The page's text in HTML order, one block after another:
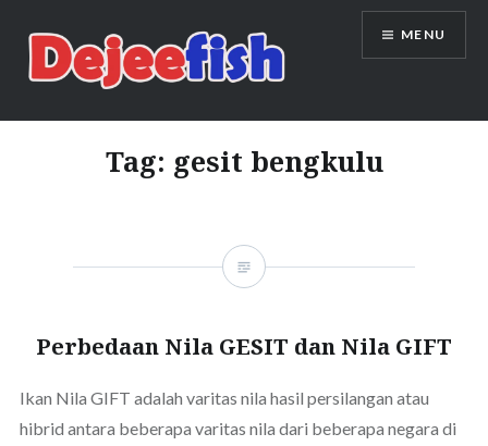
content
DEJEEFISH | PRODUSEN BENIH
IKAN BERKUALITAS INDONESIA
MENU
Tag: gesit bengkulu
Perbedaan Nila GESIT dan Nila GIFT
Ikan Nila GIFT adalah varitas nila hasil persilangan atau
hibrid antara beberapa varitas nila dari beberapa negara di